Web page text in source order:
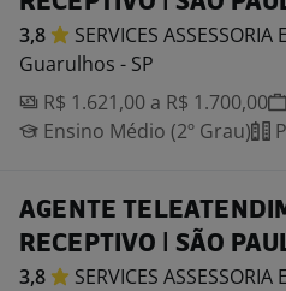
3,8 SERVICES ASSESSORIA
Guarulhos - SP
R$ 1.621,00 a R$ 1.700,00
Ensino Médio (2º Grau)
AGENTE
RECEPTIVO | SÃO
3,8 SERVICES ASSESSORIA